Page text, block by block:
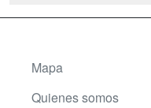
Mapa
Quienes somos